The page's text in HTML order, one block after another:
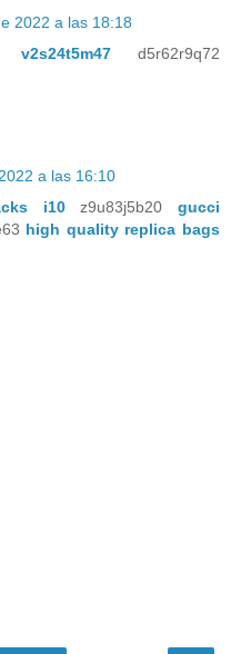
2022 a las 18:18
v2s24t5m47d5r62r9q72
a las 16:10
i10z9u83j5b20gucci
high quality replica bags